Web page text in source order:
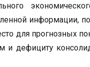
информации,
для прогнозных
и дефициту